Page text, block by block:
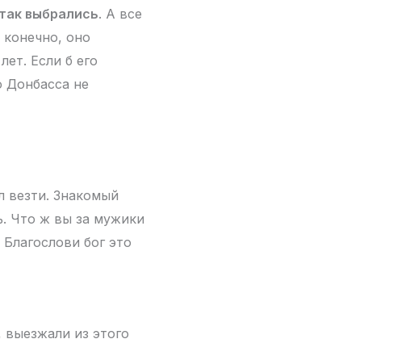
выбрались. А все
оно
Если б его
Донбасса не
везти. Знакомый
Что ж вы за мужики
бог это
из этого